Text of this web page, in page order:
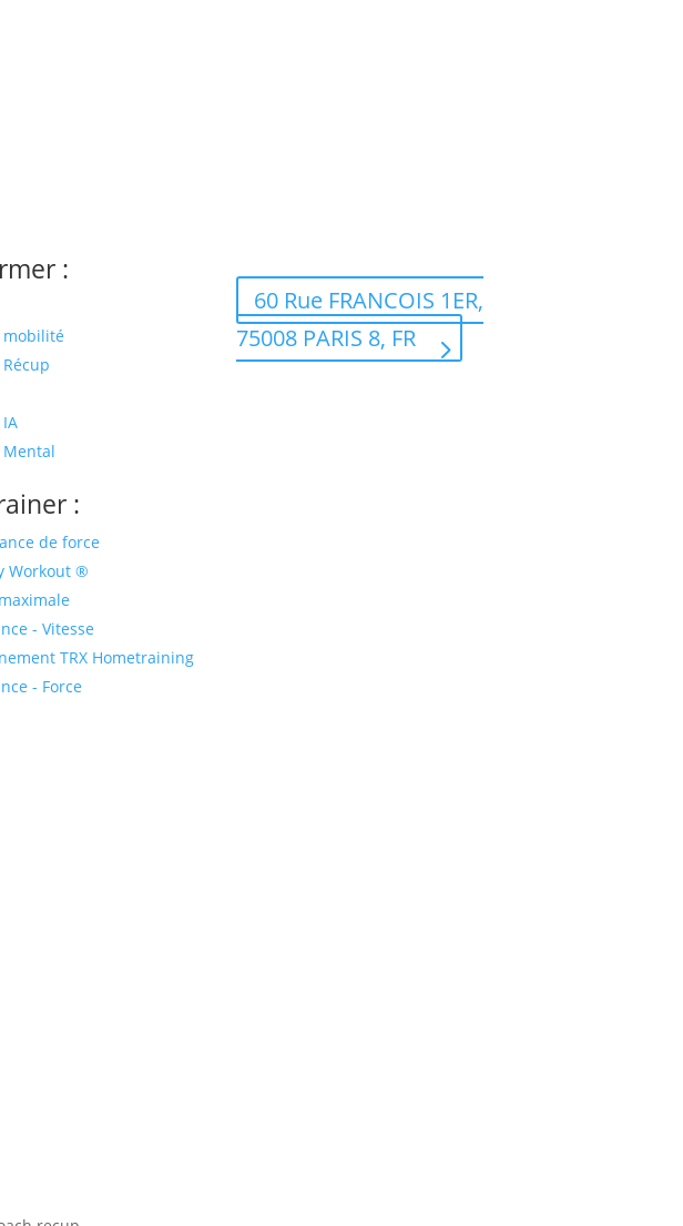
:
mobilité
Mental
:
de force
Workout ®
- Vitesse
TRX Hometraining
- Force
60 Rue FRANCOIS 1ER,
75008 PARIS 8, FR